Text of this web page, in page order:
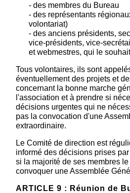
- des membres du Bureau
- des représentants
volontariat)
- des anciens présidents,
vice-présidents, vice-
et webmestres, qui le
Tous volontaires, ils sont
éventuellement des projets et
concernant la bonne marche
l'association et à prendre si
décisions urgentes qui ne
pas la convocation d'une
extraordinaire.
Le Comité de direction est
informé des décisions prises
si la majorité de ses membres
convoquer une Assemblée
ARTICLE 9 : Réunion de